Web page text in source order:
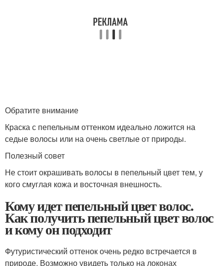
Обратите внимание
Краска с пепельным оттенком идеально ложится на
седые волосы или на очень светлые от природы.
Полезный совет
Не стоит окрашивать волосы в пепельный цвет тем, у
кого смуглая кожа и восточная внешность.
Кому идет пепельный цвет волос.
Как получить пепельный цвет волос
и кому он подходит
Футуристический оттенок очень редко встречается в
природе. Возможно увидеть только на локонах